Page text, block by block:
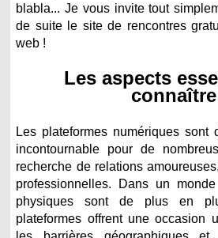
blabla... Je vous invite tout
de suite le site de rencontres
web !
Les aspects
connaître
Les plateformes numériques sont
incontournable pour de
recherche de relations
professionnelles. Dans un
physiques sont de plus en
plateformes offrent une occasion